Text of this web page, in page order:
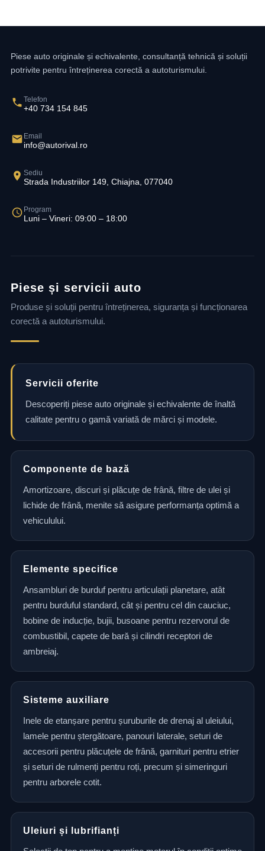
Piese auto originale și echivalente, consultanță tehnică și soluții
potrivite pentru întreținerea corectă a autoturismului.
Telefon
+40 734 154 845
Email
info@autorival.ro
Sediu
Strada Industriilor 149, Chiajna, 077040
Program
Luni – Vineri: 09:00 – 18:00
Piese și servicii auto
Produse și soluții pentru întreținerea, siguranța și funcționarea
corectă a autoturismului.
Servicii oferite
Descoperiți piese auto originale și echivalente de înaltă
calitate pentru o gamă variată de mărci și modele.
Componente de bază
Amortizoare, discuri și plăcuțe de frână, filtre de ulei și
lichide de frână, menite să asigure performanța optimă a
vehiculului.
Elemente specifice
Ansambluri de burduf pentru articulații planetare, atât
pentru burduful standard, cât și pentru cel din cauciuc,
bobine de inducție, bujii, busoane pentru rezervorul de
combustibil, capete de bară și cilindri receptori de
ambreiaj.
Sisteme auxiliare
Inele de etanșare pentru șuruburile de drenaj al uleiului,
lamele pentru ștergătoare, panouri laterale, seturi de
accesorii pentru plăcuțele de frână, garnituri pentru etrier
și seturi de rulmenți pentru roți, precum și simeringuri
pentru arborele cotit.
Uleiuri și lubrifianți